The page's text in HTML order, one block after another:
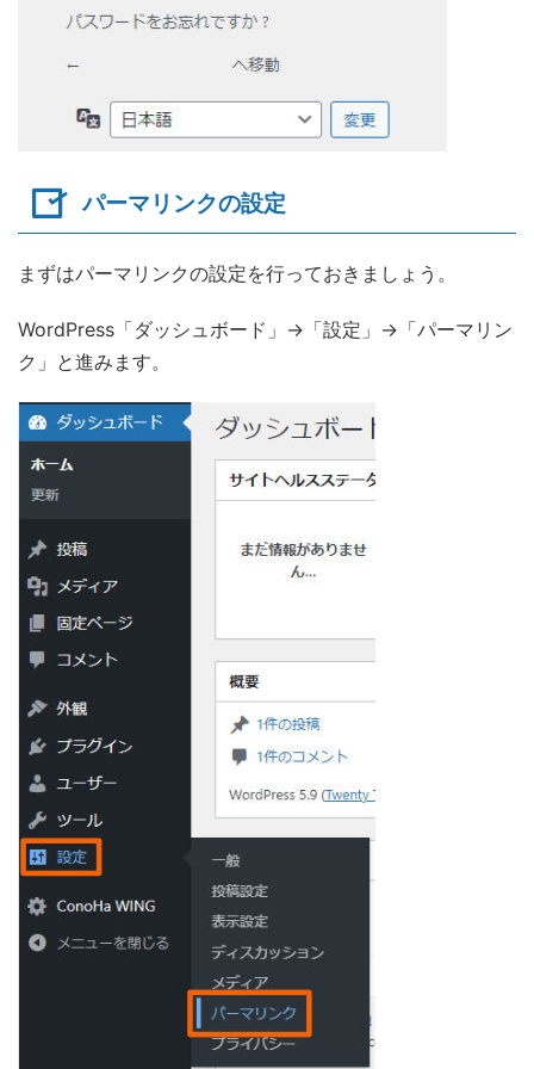
パーマリンクの設定
まずはパーマリンクの設定を行っておきましょう。
WordPress「ダッシュボード」→「設定」→「パーマリン
ク」と進みます。